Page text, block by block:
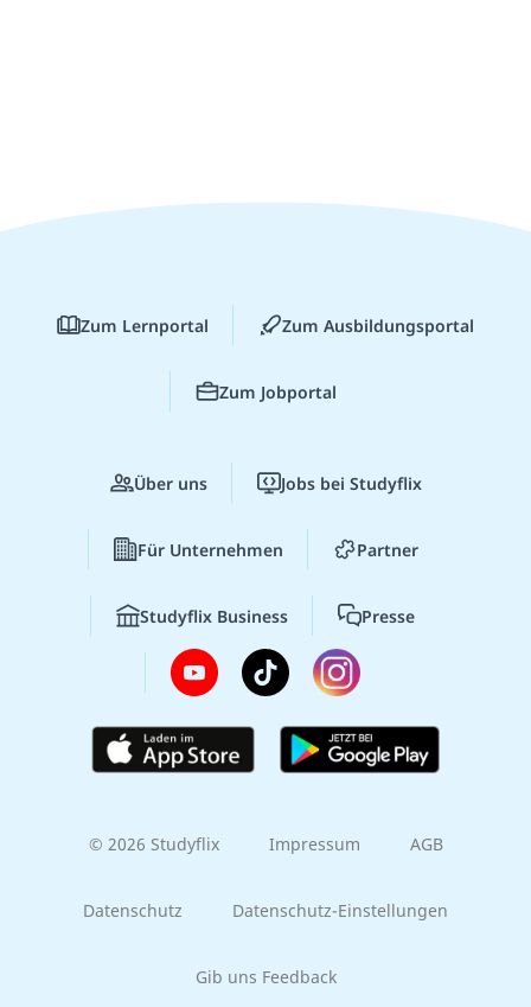
Zum Lernportal Zum Ausbildungsportal
Zum Jobportal
Über uns Jobs bei Studyflix
Für Unternehmen Partner
Studyflix Business Presse
© 2026 Studyflix Impressum AGB
Datenschutz Datenschutz-Einstellungen
Gib uns Feedback